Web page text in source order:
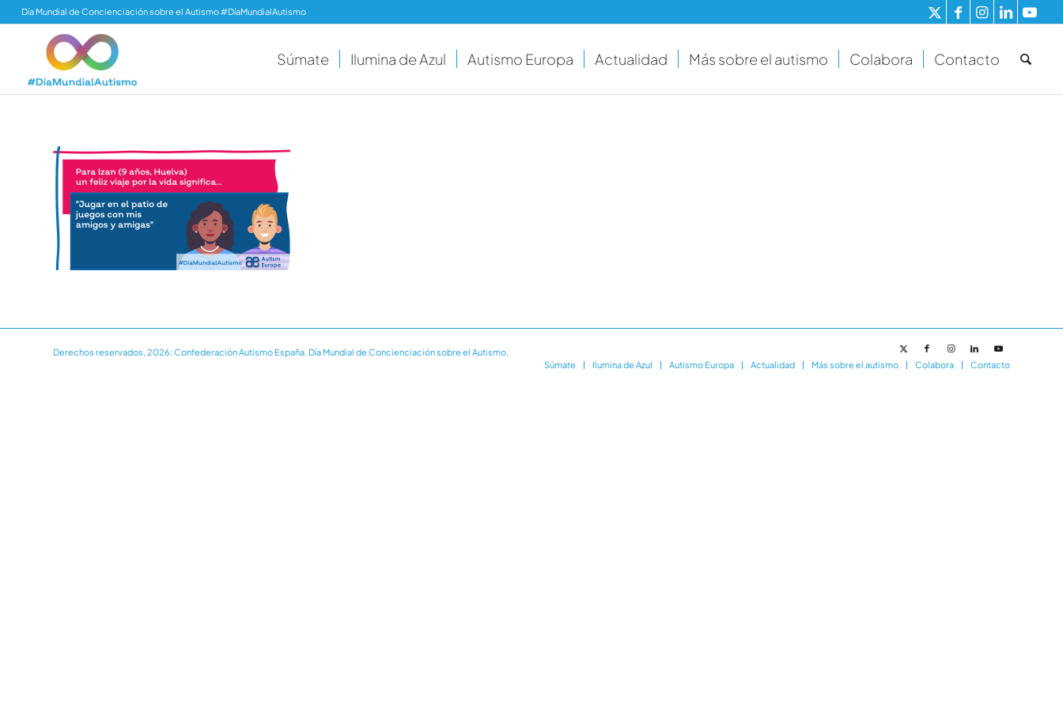
Día Mundial de Concienciación sobre el Autismo #DíaMundialAutismo
Súmate Ilumina de Azul Autismo Europa Actualidad Más sobre el autismo Colabora Contacto
Derechos reservados, 2026: Confederación Autismo España. Día Mundial de Concienciación sobre el Autismo.
Súmate
Ilumina de Azul Autismo Europa Actualidad Más sobre el autismo Colabora Contacto